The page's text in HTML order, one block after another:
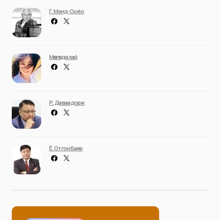
Г. Мэнд-Ооёо
Мөнгөндалай
Р. Даваадорж
Ё. Отгонбаяр